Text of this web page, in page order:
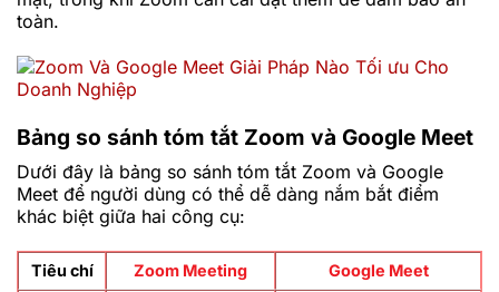
toàn.
Bảng so sánh tóm tắt Zoom và Google Meet
Dưới đây là bảng so sánh tóm tắt Zoom và Google
Meet để người dùng có thể dễ dàng nắm bắt điểm
khác biệt giữa hai công cụ:
Tiêu chí Zoom Meeting Google Meet